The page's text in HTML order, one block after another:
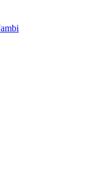
di Jambi
Kec. Paal